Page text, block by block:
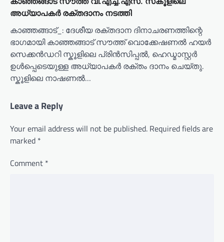
അധ്യാപകർ രക്തദാനം നടത്തി
കാഞ്ഞങ്ങാട്_: ദേശീയ രക്തദാന ദിനാചരണത്തിന്റെ
ഭാഗമായി കാഞ്ഞങ്ങാട് സൗത്ത് വൊക്കേഷണൽ ഹയർ
സെക്കൻഡറി സ്കൂളിലെ പ്രിൻസിപ്പൽ, ഹെഡ്മാസ്റ്റർ
ഉൾപ്പെടെയുള്ള അധ്യാപകർ രക്തം ദാനം ചെയ്തു.
സ്കൂളിലെ നാഷണൽ…
Leave a Reply
Your email address will not be published. Required fields are
marked *
Comment *